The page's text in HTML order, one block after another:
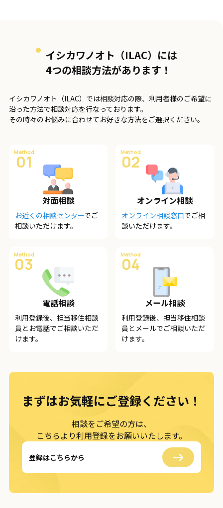
イシカワノオト（ILAC）には
4つの相談方法があります！
イシカワノオト（ILAC）では相談対応の際、利用者様のご希望に
沿った方法で相談対応を行なっております。
その時々のお悩みに合わせてお好きな方法をご選択ください。
Method
01
対面相談
お近くの相談センターでご
相談いただけます。
Method
02
オンライン相談
オンライン相談窓口でご相
談いただけます。
Method
03
電話相談
利用登録後、担当移住相談
員とお電話でご相談いただ
けます。
Method
04
メール相談
利用登録後、担当移住相談
員とメールでご相談いただ
けます。
まずはお気軽にご登録ください！
相談をご希望の方は、
こちらより利用登録をお願いいたします。
登録はこちらから